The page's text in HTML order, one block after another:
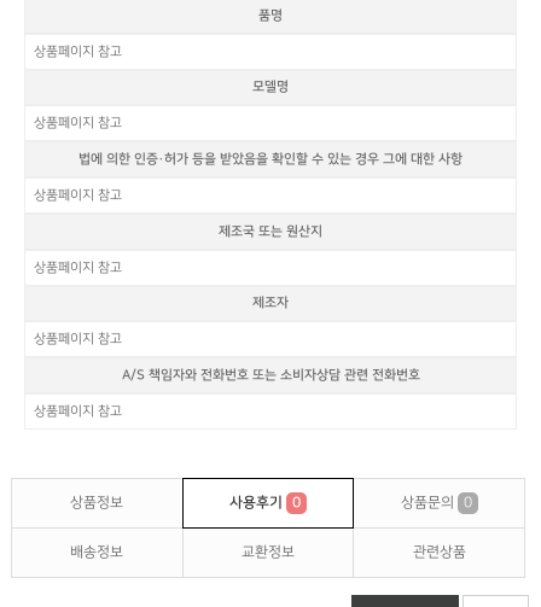
품명
상품페이지 참고
모델명
상품페이지 참고
법에 의한 인증·허가 등을 받았음을 확인할 수 있는 경우 그에 대한 사항
상품페이지 참고
제조국 또는 원산지
상품페이지 참고
제조자
상품페이지 참고
A/S 책임자와 전화번호 또는 소비자상담 관련 전화번호
상품페이지 참고
상품정보 사용후기 0 상품문의 0
배송정보 교환정보 관련상품